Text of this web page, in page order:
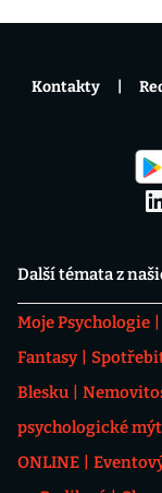
Další témata z
Moje Psychologie
Fantasy
Blesku
psychologické
ONLINE
Kontakty